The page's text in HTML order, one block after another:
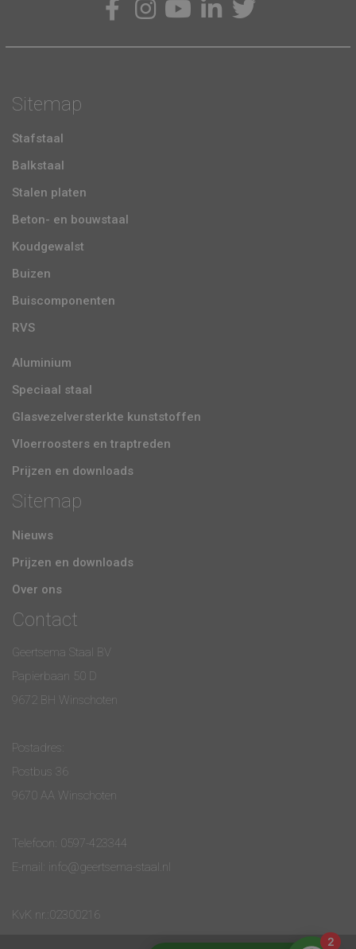
Sitemap
Stafstaal
Balkstaal
Stalen platen
Beton- en bouwstaal
Koudgewalst
Buizen
Buiscomponenten
RVS
Aluminium
Speciaal staal
Glasvezelversterkte kunststoffen
Vloerroosters en traptreden
Prijzen en downloads
Sitemap
Nieuws
Prijzen en downloads
Over ons
Contact
Geertsema Staal BV
Papierbaan 50 D
9672 BH Winschoten
Postadres:
Postbus 36
9670 AA Winschoten
Telefoon:
0597-423344
E-mail: info@geertsema-staal.nl
KvK nr.:02300216
2